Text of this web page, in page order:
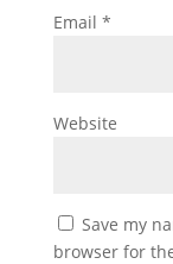
Email *
Website
Save my
browser for